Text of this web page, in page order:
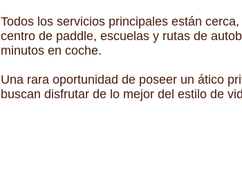
Todos los servicios principales están
centro de paddle, escuelas y rutas de
minutos en coche.
Una rara oportunidad de poseer un ático
buscan disfrutar de lo mejor del estilo de